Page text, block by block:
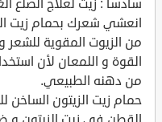
سادسا ً: زيت لعلاج الصلع
انعشي شعرك بحمام زيت
من الزيوت المقوية
القوة و اللمعان لأن
من دهنه الطبيعي.
حمام زيت الزيتون